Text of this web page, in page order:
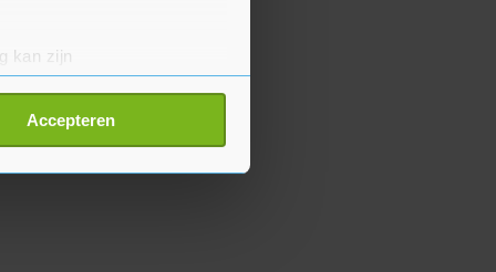
kan zijn
detailgedeelte
Accepteren